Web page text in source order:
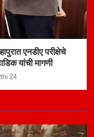
एनडीए परीक्षेचे
यांची मागणी
24